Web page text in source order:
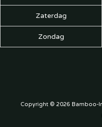
Zaterdag
Zondag
Copyright © 2026 Bamboo-